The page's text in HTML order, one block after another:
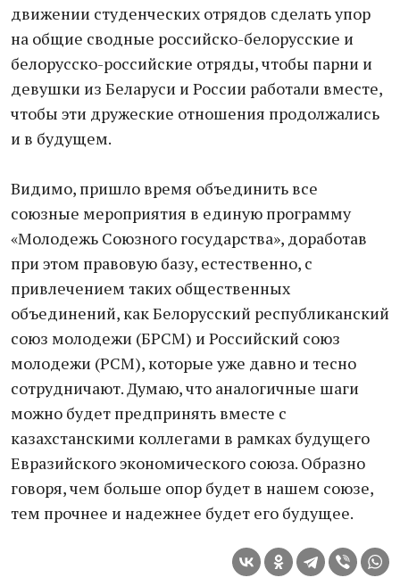
движении студенческих отрядов сделать упор
на общие сводные российско-белорусские и
белорусско-российские отряды, чтобы парни и
девушки из Беларуси и России работали вместе,
чтобы эти дружеские отношения продолжались
и в будущем.
Видимо, пришло время объединить все
союзные мероприятия в единую программу
«Молодежь Союзного государства», доработав
при этом правовую базу, естественно, с
привлечением таких общественных
объединений, как Белорусский республиканский
союз молодежи (БРСМ) и Российский союз
молодежи (РСМ), которые уже давно и тесно
сотрудничают. Думаю, что аналогичные шаги
можно будет предпринять вместе с
казахстанскими коллегами в рамках будущего
Евразийского экономического союза. Образно
говоря, чем больше опор будет в нашем союзе,
тем прочнее и надежнее будет его будущее.